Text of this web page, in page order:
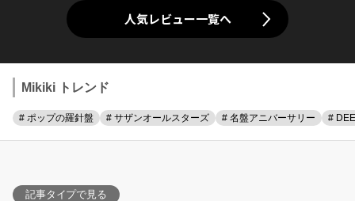
人気レビュー一覧へ
Mikiki トレンド
# ポップの羅針盤 # サザンオールスターズ # 名盤アニバーサリー #
記事タイプで見る